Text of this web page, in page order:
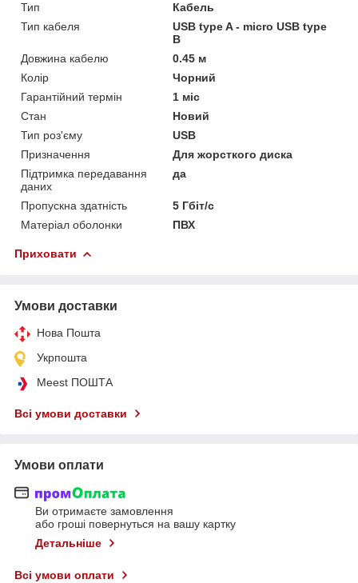
Тип
Кабель
Тип кабеля
USB type A - micro USB type
В
Довжина кабелю
0.45 м
Колір
Чорний
Гарантійний термін
1 міс
Стан
Новий
Тип роз'єму
USB
Призначення
Для жорсткого диска
Підтримка передавання
даних
да
Пропускна здатність
5 Гбіт/с
Матеріал оболонки
ПВХ
Приховати
Умови доставки
Нова Пошта
Укрпошта
Meest ПОШТА
Всі умови доставки
Умови оплати
Ви отримаєте замовлення
або гроші повернуться на вашу картку
Детальніше
Всі умови оплати